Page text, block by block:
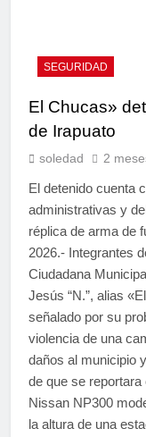
SEGURIDAD
El Chucas»
de Irapuato
soledad 2
El detenido cuenta
administrativas y
réplica de arma de
2026.- Integrantes
Ciudadana
Jesús “N.”, alias
señalado por su
violencia de una
daños al municipio
de que se
Nissan NP300
la altura de una